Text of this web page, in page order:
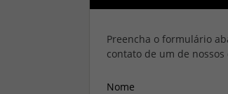
Preencha o formulário
contato de um de nossos
Nome